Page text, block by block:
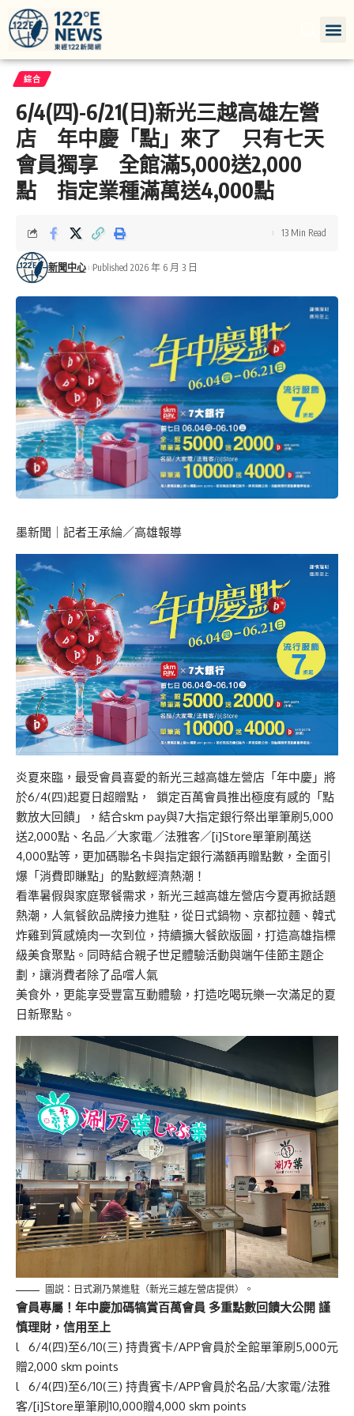
綜合
6/4(四)-6/21(日)新光三越高雄左營
店 年中慶「點」來了 只有七天
會員獨享 全館滿5,000送2,000
點 指定業種滿萬送4,000點
新聞中心 Published 2026 年 6 月 3 日
13 Min Read
墨新聞 ｜記者王承綸／高雄報導
炎夏來臨，最受會員喜愛的新光三越高雄左營店「年中慶」將
於6/4(四)起夏日超贈點，
鎖定百萬會員推出極度有感的「點
數放大回饋」，結合skm pay與7大指定銀行祭出單筆刷 5,000
送2,000點、名品／大家電／法雅客／[i]Store單筆刷萬送
4,000點等，更加碼聯名卡與指定銀行滿額再贈點數，全面引
爆「消費即賺點」的點數經濟熱潮！
看準暑假與家庭聚餐需求，新光三越高雄左營店今夏再掀話題
熱潮，人氣餐飲品牌接力進駐，從日式鍋物、京都拉麵、韓式
炸雞到質感燒肉一次到位，持續擴大餐飲版圖，打造高雄指標
級美食聚點。同時結合親子世足體驗活動與端午佳節主題企
劃，讓消費者除了品嚐人氣
美食外，更能享受豐富互動體驗，打造吃喝玩樂一次滿足的夏
日新聚點。
圖説：日式涮乃葉進駐（新光三越左營店提供）。
會員專屬！年中慶加碼犒賞百萬會員 多重點數回饋大公開 謹
慎理財，信用至上
l 6/4(四)至6/10(三) 持貴賓卡/APP會員於全館單筆刷 5,000元
贈2,000 skm points
l 6/4(四)至6/10(三) 持貴賓卡/APP會員於名品/大家電/法雅
客/[i]Store單筆刷 10,000贈4,000 skm points